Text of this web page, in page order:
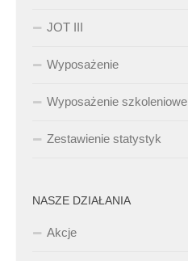
JOT III
Wyposażenie
Wyposażenie szkoleniowe
Zestawienie statystyk
NASZE DZIAŁANIA
Akcje